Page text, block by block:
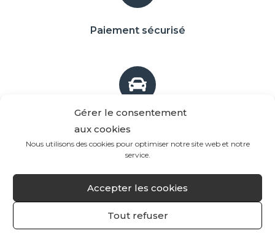
Gérer le consentement
aux cookies
Nous utilisons des cookies pour optimiser notre site web et notre
service.
Accepter les cookies
Tout refuser
Paiement sécurisé
Livraison gratuite *
(à partir de 60€ d'achat)